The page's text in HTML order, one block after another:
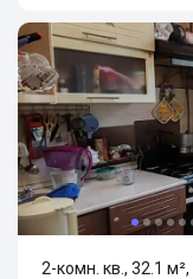
2-комн. кв., 32.1